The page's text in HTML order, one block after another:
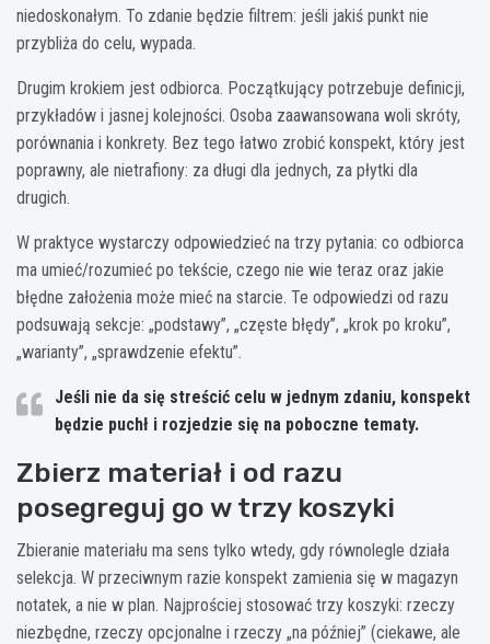
niedoskonałym. To zdanie będzie filtrem: jeśli jakiś punkt nie
przybliża do celu, wypada.
Drugim krokiem jest odbiorca. Początkujący potrzebuje definicji,
przykładów i jasnej kolejności. Osoba zaawansowana woli skróty,
porównania i konkrety. Bez tego łatwo zrobić konspekt, który jest
poprawny, ale nietrafiony: za długi dla jednych, za płytki dla
drugich.
W praktyce wystarczy odpowiedzieć na trzy pytania: co odbiorca
ma umieć/rozumieć po tekście, czego nie wie teraz oraz jakie
błędne założenia może mieć na starcie. Te odpowiedzi od razu
podsuwają sekcje: „podstawy”, „częste błędy”, „krok po kroku”,
„warianty”, „sprawdzenie efektu”.
Jeśli nie da się streścić celu w jednym zdaniu, konspekt
będzie puchł i rozjedzie się na poboczne tematy.
Zbierz materiał i od razu
posegreguj go w trzy koszyki
Zbieranie materiału ma sens tylko wtedy, gdy równolegle działa
selekcja. W przeciwnym razie konspekt zamienia się w magazyn
notatek, a nie w plan. Najprościej stosować trzy koszyki: rzeczy
niezbędne, rzeczy opcjonalne i rzeczy „na później” (ciekawe, ale